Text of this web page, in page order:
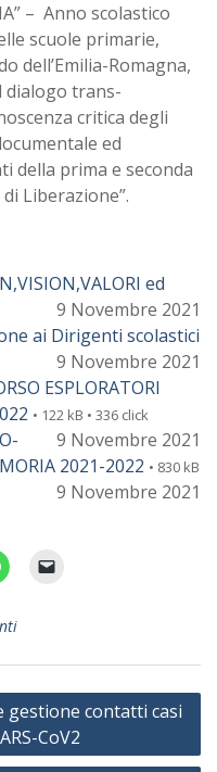
– Anno scolastico
scuole primarie,
dell’Emilia-Romagna,
dialogo trans-
critica degli
ed
della prima e seconda
Liberazione”.
ed
9 Novembre 2021
ai Dirigenti scolastici
9 Novembre 2021
ESPLORATORI
• 122 kB • 336 click
9 Novembre 2021
2021-2022 • 830 kB
9 Novembre 2021
gestione contatti casi
CoV2